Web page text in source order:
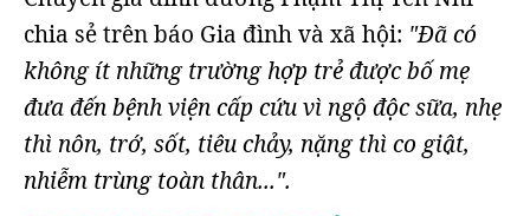
chia sẻ trên báo Gia đình và xã hội: "Đã có
không ít những trường hợp trẻ được bố mẹ
đưa đến bệnh viện cấp cứu vì ngộ độc sữa, nhẹ
thì nôn, trớ, sốt, tiêu chảy, nặng thì co giật,
nhiễm trùng toàn thân...".